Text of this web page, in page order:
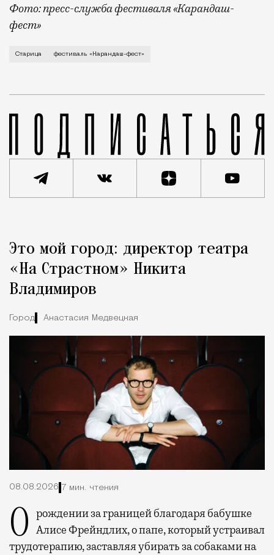
Фото: пресс-служба фестиваля «Карандаш-
фест»
В минувший уикенд маленькая Старица в
Старица фестиваль «Карандаш-фест»
Город
Это мой город: директор театра
«На Страстном» Никита
Владимиров
Город Анастасия Медвецкая
08.08.2026 7 мин. чтения
О рождении за границей благодаря бабушке Алисе Фрейндлих, о папе, который устраивал
трудотерапию, заставляя убирать за собаками на